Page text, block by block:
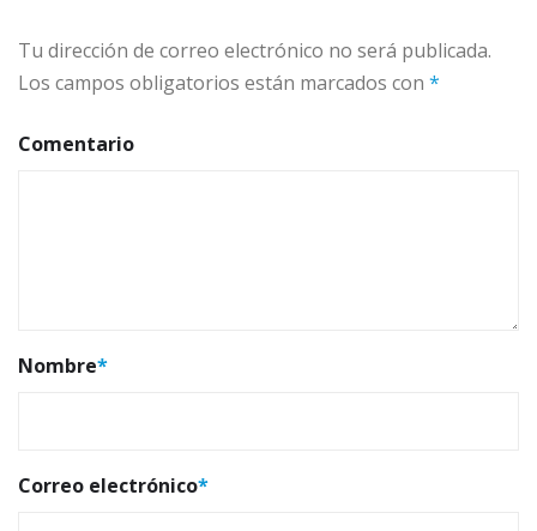
Tu dirección de correo electrónico no será publicada.
Los campos obligatorios están marcados con *
Comentario
Nombre*
Correo electrónico*